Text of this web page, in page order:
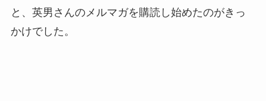
と、英男さんのメルマガを購読し始めたのがきっ
かけでした。